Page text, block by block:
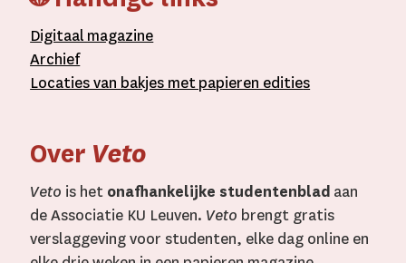
Digitaal magazine
Archief
Locaties van bakjes metpapieren edities
Over Veto
Veto is het onafhankelijke studentenblad aan
de Associatie KU Leuven. Veto brengt gratis
verslaggeving voor studenten, elke dag online en